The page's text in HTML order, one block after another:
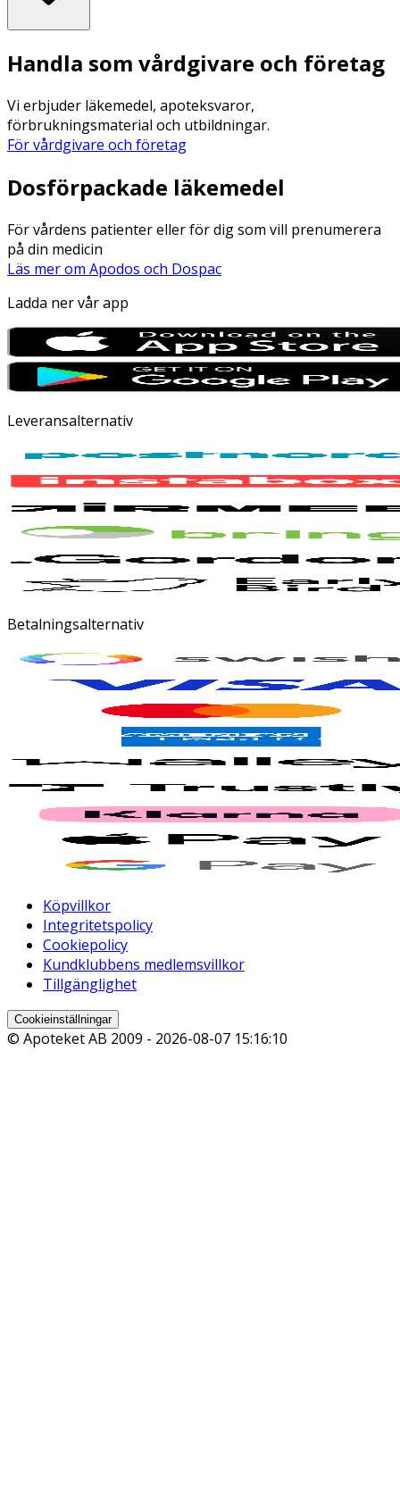
Handla som vårdgivare och företag
Vi erbjuder läkemedel, apoteksvaror,
förbrukningsmaterial och utbildningar.
För vårdgivare och företag
Dosförpackade läkemedel
För vårdens patienter eller för dig som vill prenumerera
på din medicin
Läs mer om Apodos och Dospac
Ladda ner vår app
Leveransalternativ
Betalningsalternativ
Köpvillkor
Integritetspolicy
Cookiepolicy
Kundklubbens medlemsvillkor
Tillgänglighet
Cookieinställningar
© Apoteket AB 2009 - 2026-08-07 15:16:10